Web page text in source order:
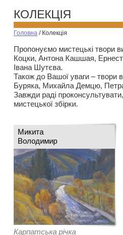
КОЛЕКЦІЯ
Головна / Колекція
Пропонуємо мистецькі твори
Коцки, Антона Кашшая,
Івана Шутєва.
Також до Вашої уваги – твори
Буряка, Михайла Демцю,
Завжди раді
мистецької збірки.
Микита
Володимир
Карпатська річка